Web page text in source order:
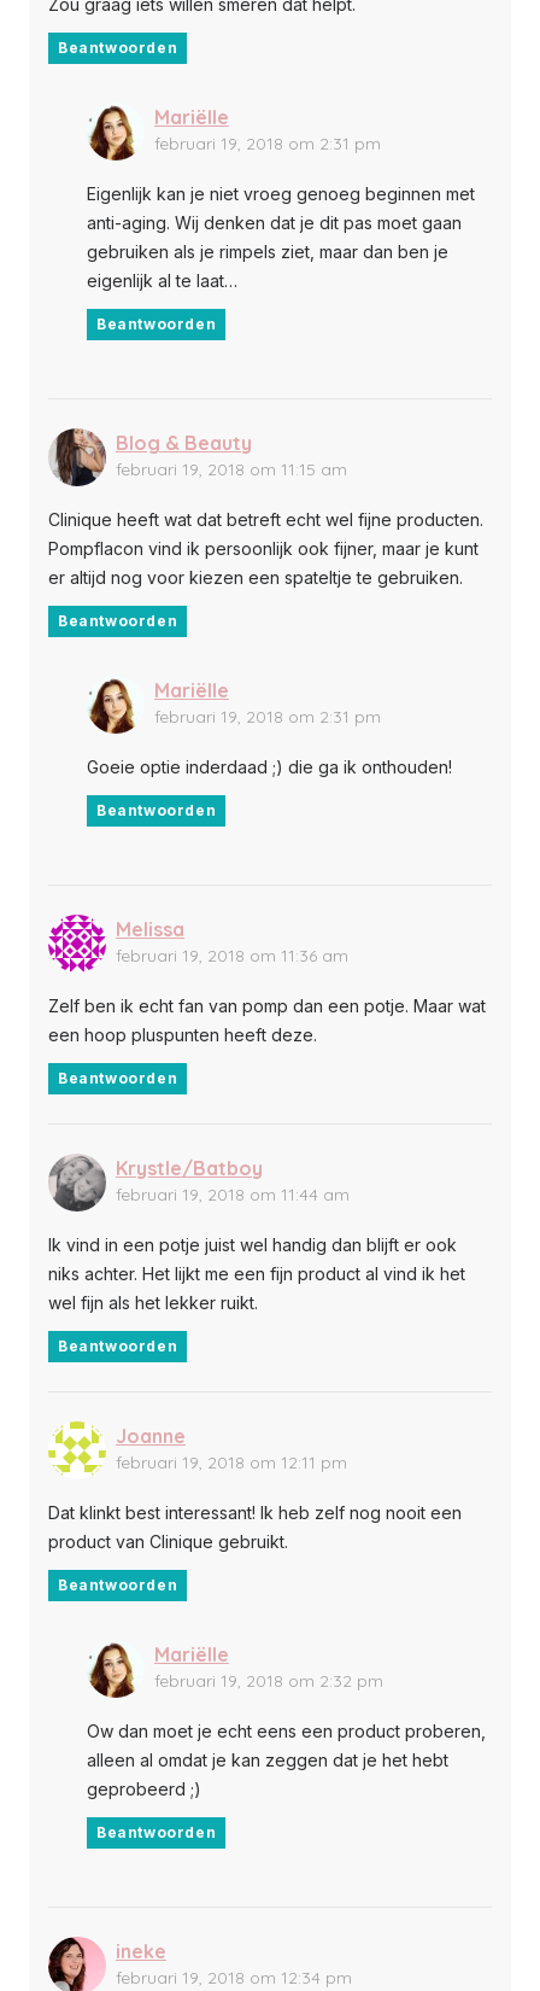
Zou graag iets willen smeren dat helpt.
Beantwoorden
Mariëlle
februari 19, 2018 om 2:31 pm
Eigenlijk kan je niet vroeg genoeg beginnen met
anti-aging. Wij denken dat je dit pas moet gaan
gebruiken als je rimpels ziet, maar dan ben je
eigenlijk al te laat…
Beantwoorden
Blog & Beauty
februari 19, 2018 om 11:15 am
Clinique heeft wat dat betreft echt wel fijne producten.
Pompflacon vind ik persoonlijk ook fijner, maar je kunt
er altijd nog voor kiezen een spateltje te gebruiken.
Beantwoorden
Mariëlle
februari 19, 2018 om 2:31 pm
Goeie optie inderdaad ;) die ga ik onthouden!
Beantwoorden
Melissa
februari 19, 2018 om 11:36 am
Zelf ben ik echt fan van pomp dan een potje. Maar wat
een hoop pluspunten heeft deze.
Beantwoorden
Krystle/Batboy
februari 19, 2018 om 11:44 am
Ik vind in een potje juist wel handig dan blijft er ook
niks achter. Het lijkt me een fijn product al vind ik het
wel fijn als het lekker ruikt.
Beantwoorden
Joanne
februari 19, 2018 om 12:11 pm
Dat klinkt best interessant! Ik heb zelf nog nooit een
product van Clinique gebruikt.
Beantwoorden
Mariëlle
februari 19, 2018 om 2:32 pm
Ow dan moet je echt eens een product proberen,
alleen al omdat je kan zeggen dat je het hebt
geprobeerd ;)
Beantwoorden
ineke
februari 19, 2018 om 12:34 pm